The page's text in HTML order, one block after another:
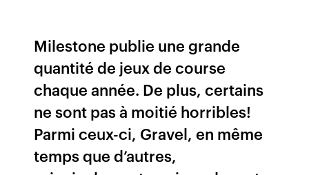
Milestone publie une grande
quantité de jeux de course
chaque année. De plus, certains
ne sont pas à moitié horribles!
Parmi ceux-ci, Gravel, en même
temps que d’autres,